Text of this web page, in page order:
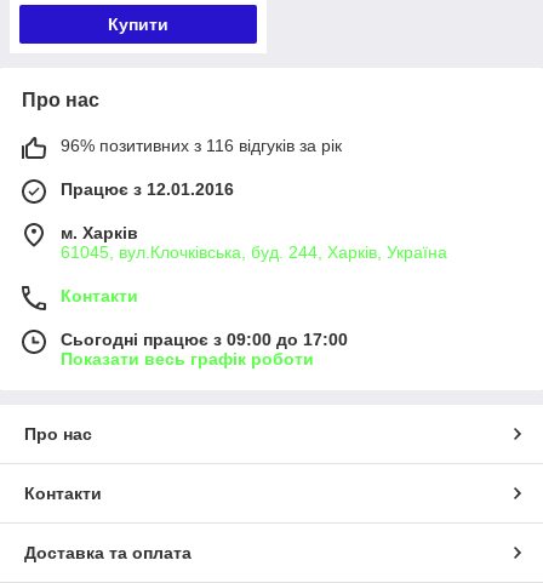
Купити
Про нас
96% позитивних з 116 відгуків за рік
Працює з 12.01.2016
м. Харків
61045, вул.Клочківська, буд. 244, Харків, Україна
Контакти
Сьогодні працює з 09:00 до 17:00
Показати весь графік роботи
Про нас
Контакти
Доставка та оплата